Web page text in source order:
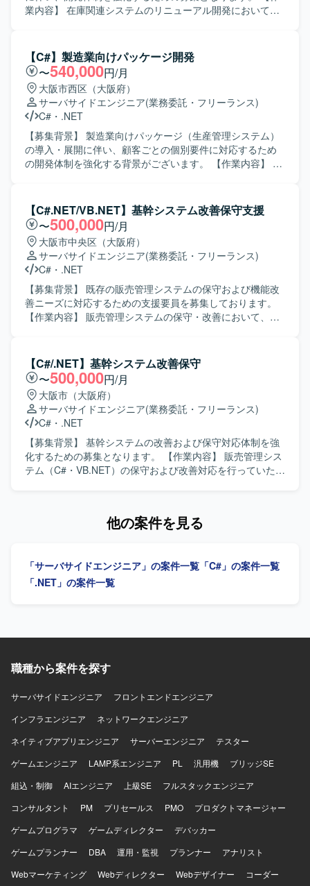
けます。要件確認からリリースまで一貫して携わることが
言語を用いた販売管理システムの開発・保守環境となりま
す。
業内容】 在庫関連システムのリニューアル開発において、
映、実装、単体・結合テスト、関連ドキュメントの作成な
どを行っていただきます。 【求める人物像】 医療業界特有
の業務やルールを理解しようとする姿勢があり、ドキュメ
ントを丁寧に作成できる方を求めております。チームメン
バーと積極的にコミュニケーションを取りながら、設計意
図を共有しつつ開発を進められる方が望ましいです。 【ポ
ジションの魅力】 医療分野における在庫管理という社会的
意義の高い領域に携わることができ、長期的な継続開発を
通じて業務知識と技術力の双方を高めていただけます。基
す。 【開発環境】 C#、ASP.NET、SQLを用いたWebアプ
リケーション開発環境を想定しております。データベース
にはPostgreSQLなどのリレーショナルデータベースを利用
する構成となります。
【C#】製造業向けパッケージ開発
〜540,000円/月
大阪市西区（大阪府）
サーバサイドエンジニア(業務委託・フリーランス)
C# ・ .NET
【募集背景】 製造業向けパッケージ（生産管理システム）
の導入・展開に伴い、顧客ごとの個別要件に対応するため
の開発体制を強化する背景がございます。 【作業内容】 製
ルまでの一連の開発工程をお任せいたします。 顧客要望を
踏まえた機能追加や改修対応を行いながら、既存機能との
整合性を考慮した設計・実装を行っていただきます。 【求
める人物像】 自ら主体的に業務に取り組み、周囲とコミュ
ニケーションを取りながら開発を進めていただける方を求
めております。 要件や仕様の変化にも柔軟に対応し、品質
と納期のバランスを意識して開発できる方が望ましいで
す。 【ポジションの魅力】 製造業向け生産管理システムに
関する業務知識を身につけながら、顧客ごとの個別要件に
ルを高めることができる環境です。 【開発環境】 C#を中心
とした環境で、生産管理系パッケージのアドオン開発を行
っていただきます。
【C#.NET/VB.NET】基幹システム改善保守支援
〜500,000円/月
大阪市中央区（大阪府）
サーバサイドエンジニア(業務委託・フリーランス)
C# ・ .NET
【募集背景】 既存の販売管理システムの保守および機能改
善ニーズに対応するための支援要員を募集しております。
【作業内容】 販売管理システムの保守・改善において、要
規機能追加などを行っていただきます。 【求める人物像】
主体的に業務を推進し、前向きかつ柔軟に対応できる方を
求めております。 【ポジションの魅力】 上流工程からリリ
ースまで一連の工程に携わることができ、基幹系システム
の保守・改善を通じて業務知識と開発スキルの双方を高め
ていただけます。 【開発環境】 C#.NET、VB.NETを用いた
販売管理システムの開発・保守環境となります。
【C#/.NET】基幹システム改善保守
〜500,000円/月
大阪市（大阪府）
サーバサイドエンジニア(業務委託・フリーランス)
C# ・ .NET
【募集背景】 基幹システムの改善および保守対応体制を強
化するための募集となります。 【作業内容】 販売管理シス
テム（C#・VB.NET）の保守および改善対応を行っていただ
軟な思考を持ち、状況に応じて自ら考えて動ける方です。
ことができます。上流からリリースまで一貫して関われる
ため、システム全体の流れを把握しながらスキルアップし
他の案件を見る
「サーバサイドエンジニア」の案件一覧 「C#」の案件一覧
「.NET」の案件一覧
職種から案件を探す
サーバサイドエンジニア
フロントエンドエンジニア
インフラエンジニア
ネットワークエンジニア
ネイティブアプリエンジニア
サーバーエンジニア
テスター
ゲームエンジニア
LAMP系エンジニア PL 汎用機
ブリッジSE
組込・制御
AIエンジニア 上級SE
フルスタックエンジニア
コンサルタント
PM プリセールス PMO
プロダクトマネージャー
ゲームプログラマ
ゲームディレクター
デバッカー
ゲームプランナー
DBA 運用・監視 プランナー
アナリスト
Webマーケティング
Webディレクター Webデザイナー
コーダー